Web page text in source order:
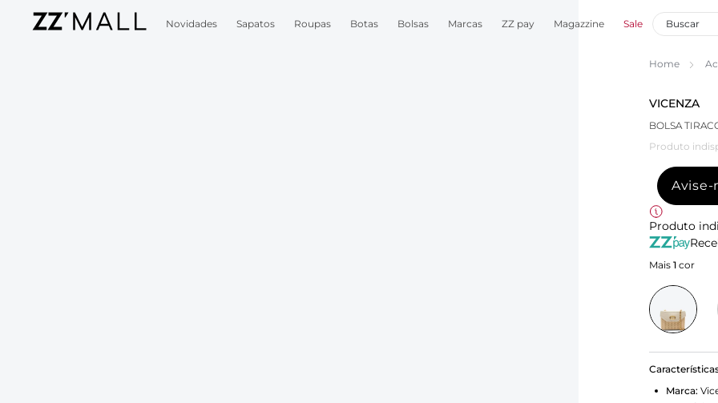
Novidades Sapatos Roupas Botas Bolsas Marcas ZZ pay Magazzine Sale
Home
VICENZA
BOLSA
Produto
Avise-
Produto
Mais 1 cor
Marca: